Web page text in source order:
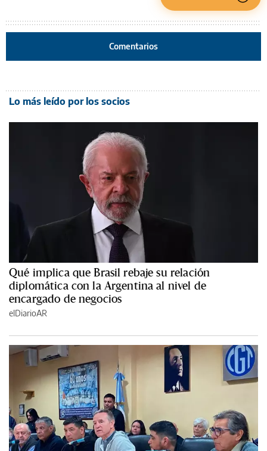
Comentarios
Lo más leído por los socios
Qué implica que Brasil rebaje su relación
diplomática con la Argentina al nivel de
encargado de negocios
elDiarioAR